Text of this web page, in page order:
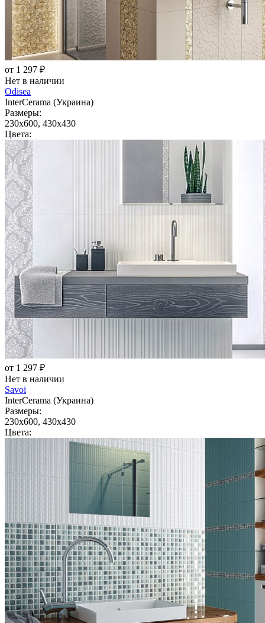
от 1 297 ₽
Нет в наличии
Odisea
InterCerama (Украина)
Размеры:
230x600, 430x430
Цвета:
от 1 297 ₽
Нет в наличии
Savoi
InterCerama (Украина)
Размеры:
230x600, 430x430
Цвета: